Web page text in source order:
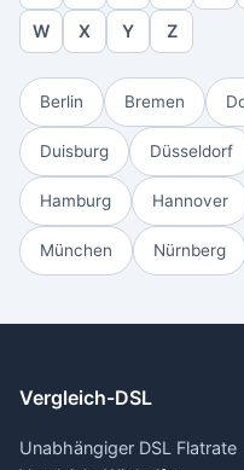
W X Y Z
Berlin Bremen
Duisburg Düsseldorf
Hamburg Hannover
München Nürnberg
Vergleich-DSL
Unabhängiger DSL Flatrate